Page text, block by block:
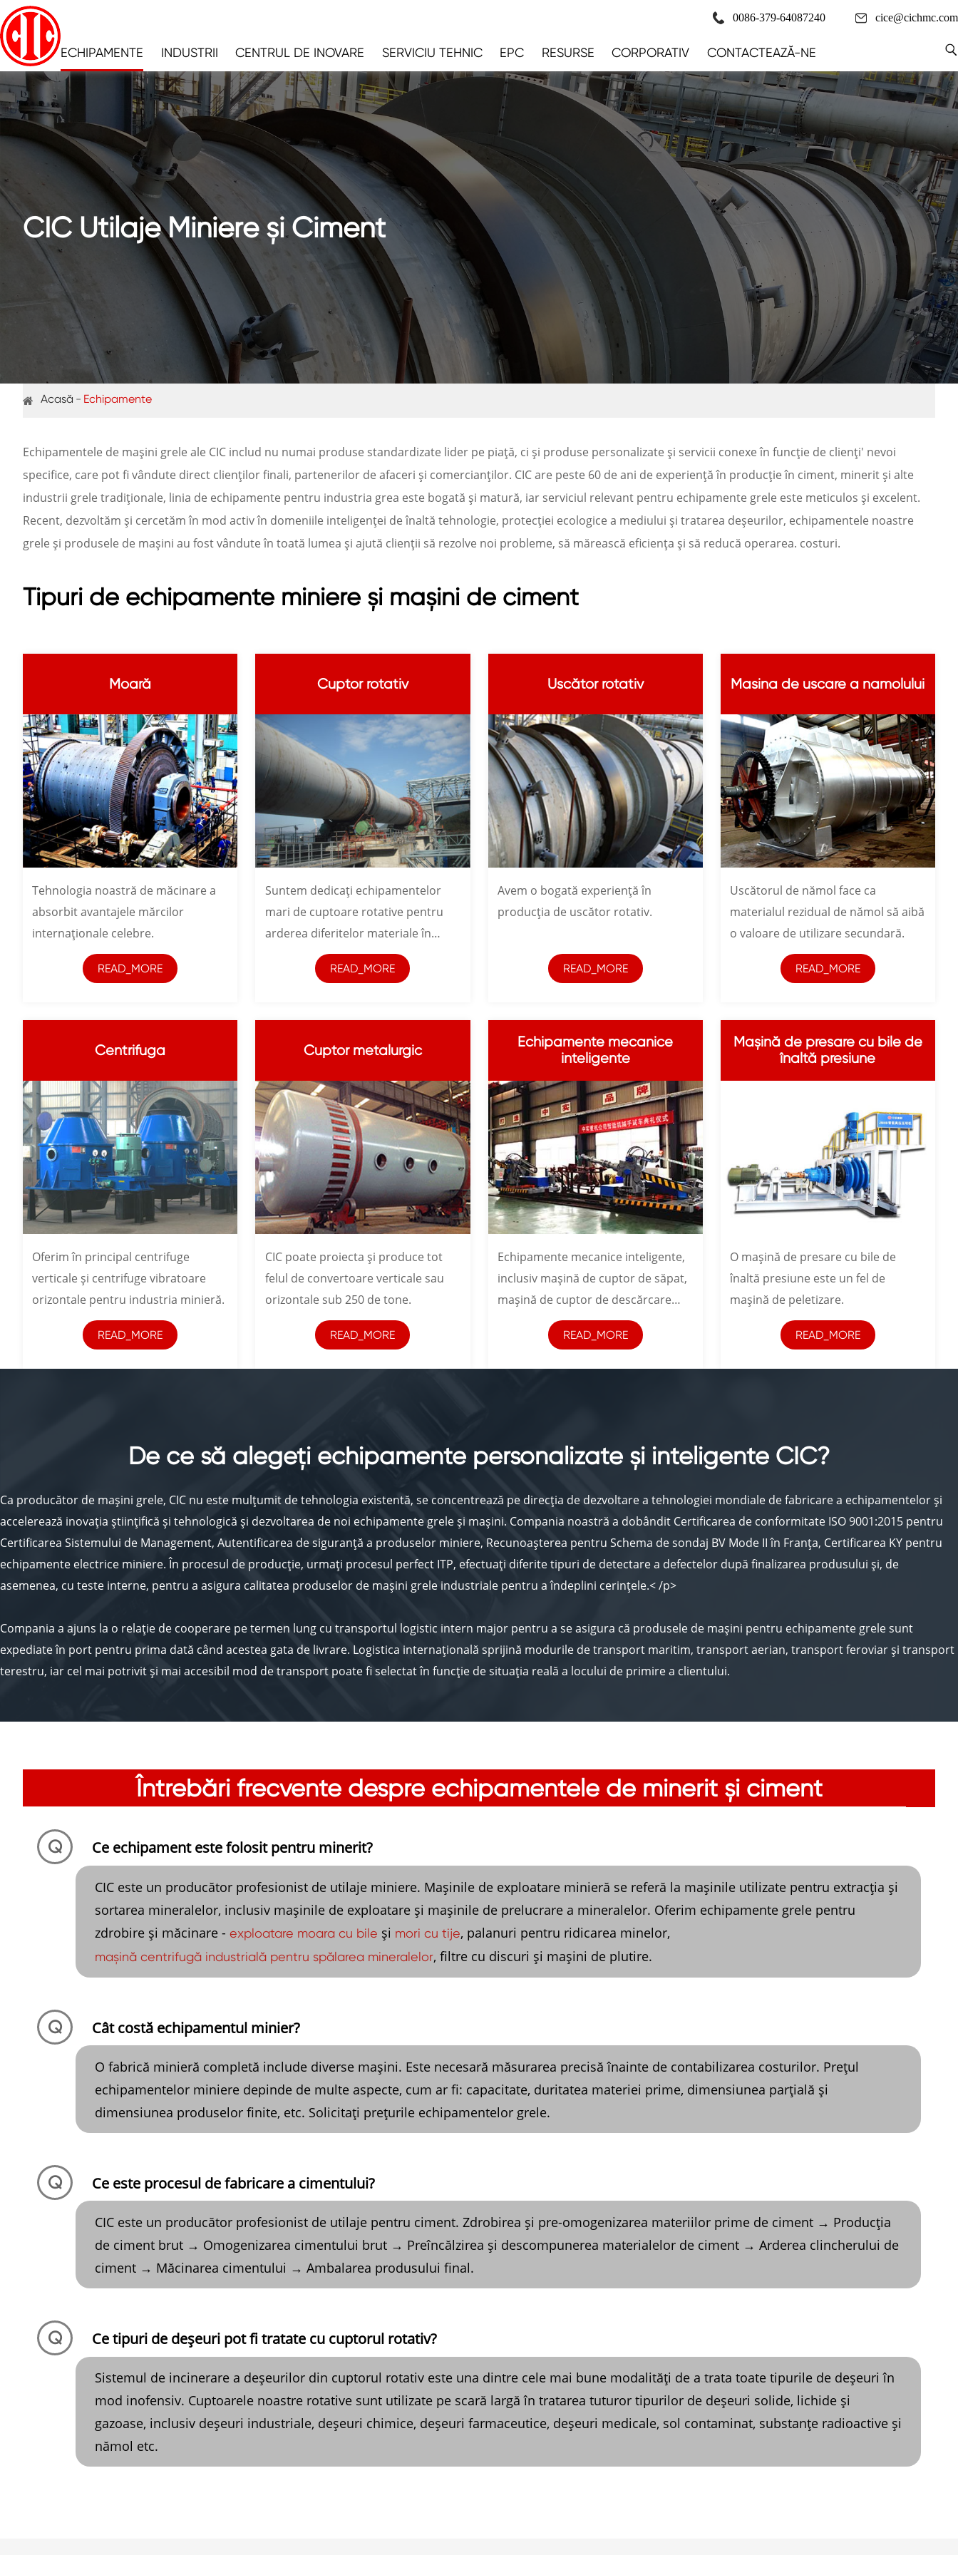
0086-379-64087240 cice@cichmc.com
ECHIPAMENTE INDUSTRII CENTRUL DE INOVARE SERVICIU TEHNIC EPC RESURSE CORPORATIV CONTACTEAZĂ-NE
CIC Utilaje Miniere și Ciment
Acasă Echipamente
Echipamentele de mașini grele ale CIC includ nu numai produse standardizate lider pe piață, ci și produse personalizate și servicii conexe în funcție de clienți' nevoi
specifice, care pot fi vândute direct clienților finali, partenerilor de afaceri și comercianților. CIC are peste 60 de ani de experiență în producție în ciment, minerit și alte
industrii grele tradiționale, linia de echipamente pentru industria grea este bogată și matură, iar serviciul relevant pentru echipamente grele este meticulos și excelent.
Recent, dezvoltăm și cercetăm în mod activ în domeniile inteligenței de înaltă tehnologie, protecției ecologice a mediului și tratarea deșeurilor, echipamentele noastre
grele și produsele de mașini au fost vândute în toată lumea și ajută clienții să rezolve noi probleme, să mărească eficiența și să reducă operarea. costuri.
Tipuri de echipamente miniere și mașini de ciment
Moară
Tehnologia noastră de măcinare a
absorbit avantajele mărcilor
internaționale celebre.
READ_MORE
Cuptor rotativ
Suntem dedicați echipamentelor
mari de cuptoare rotative pentru
arderea diferitelor materiale în
multe industrii.
READ_MORE
Uscător rotativ
Avem o bogată experiență în
producția de uscător rotativ.
READ_MORE
Masina de uscare a namolului
Uscătorul de nămol face ca
materialul rezidual de nămol să aibă
o valoare de utilizare secundară.
READ_MORE
Centrifuga
Oferim în principal centrifuge
verticale și centrifuge vibratoare
orizontale pentru industria minieră.
READ_MORE
Cuptor metalurgic
CIC poate proiecta și produce tot
felul de convertoare verticale sau
orizontale sub 250 de tone.
READ_MORE
Echipamente mecanice
inteligente
Echipamente mecanice inteligente,
inclusiv mașină de cuptor de săpat,
mașină de cuptor de descărcare
READ_MORE
Mașină de presare cu bile de
înaltă presiune
O mașină de presare cu bile de
înaltă presiune este un fel de
mașină de peletizare.
READ_MORE
De ce să alegeți echipamente personalizate și inteligente CIC?
Ca producător de mașini grele, CIC nu este mulțumit de tehnologia existentă, se concentrează pe direcția de dezvoltare a tehnologiei mondiale de fabricare a echipamentelor și
accelerează inovația științifică și tehnologică și dezvoltarea de noi echipamente grele și mașini. Compania noastră a dobândit Certificarea de conformitate ISO 9001:2015 pentru
Certificarea Sistemului de Management, Autentificarea de siguranță a produselor miniere, Recunoașterea pentru Schema de sondaj BV Mode II în Franța, Certificarea KY pentru
echipamente electrice miniere. În procesul de producție, urmați procesul perfect ITP, efectuați diferite tipuri de detectare a defectelor după finalizarea produsului și, de
asemenea, cu teste interne, pentru a asigura calitatea produselor de mașini grele industriale pentru a îndeplini cerințele.< /p>
Compania a ajuns la o relație de cooperare pe termen lung cu transportul logistic intern major pentru a se asigura că produsele de mașini pentru echipamente grele sunt
expediate în port pentru prima dată când acestea gata de livrare. Logistica internațională sprijină modurile de transport maritim, transport aerian, transport feroviar și transport
terestru, iar cel mai potrivit și mai accesibil mod de transport poate fi selectat în funcție de situația reală a locului de primire a clientului.
Întrebări frecvente despre echipamentele de minerit și ciment
Q Ce echipament este folosit pentru minerit?
CIC este un producător profesionist de utilaje miniere. Mașinile de exploatare minieră se referă la mașinile utilizate pentru extracția și
sortarea mineralelor, inclusiv mașinile de exploatare și mașinile de prelucrare a mineralelor. Oferim echipamente grele pentru
zdrobire și măcinare - exploatare moara cu bile și mori cu tije, palanuri pentru ridicarea minelor,
mașină centrifugă industrială pentru spălarea mineralelor, filtre cu discuri și mașini de plutire.
Q Cât costă echipamentul minier?
O fabrică minieră completă include diverse mașini. Este necesară măsurarea precisă înainte de contabilizarea costurilor. Prețul
echipamentelor miniere depinde de multe aspecte, cum ar fi: capacitate, duritatea materiei prime, dimensiunea parțială și
dimensiunea produselor finite, etc. Solicitați prețurile echipamentelor grele.
Q Ce este procesul de fabricare a cimentului?
CIC este un producător profesionist de utilaje pentru ciment. Zdrobirea și pre-omogenizarea materiilor prime de ciment → Producția
de ciment brut → Omogenizarea cimentului brut → Preîncălzirea și descompunerea materialelor de ciment → Arderea clincherului de
ciment → Măcinarea cimentului → Ambalarea produsului final.
Q Ce tipuri de deșeuri pot fi tratate cu cuptorul rotativ?
Sistemul de incinerare a deșeurilor din cuptorul rotativ este una dintre cele mai bune modalități de a trata toate tipurile de deșeuri în
mod inofensiv. Cuptoarele noastre rotative sunt utilizate pe scară largă în tratarea tuturor tipurilor de deșeuri solide, lichide și
gazoase, inclusiv deșeuri industriale, deșeuri chimice, deșeuri farmaceutice, deșeuri medicale, sol contaminat, substanțe radioactive și
nămol etc.